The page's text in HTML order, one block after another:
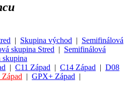
| Skupina východ | Semifinálová
skupina Stred | Semifinálová
skupina
| C11 Západ | C14 Západ | D08
| GPX+ Západ |